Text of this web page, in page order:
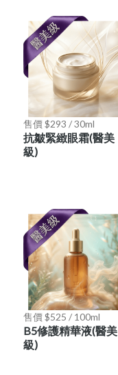
售價 $293 / 30ml
抗皺緊緻眼霜(醫美
級)
售價 $525 / 100ml
B5修護精華液(醫美
級)